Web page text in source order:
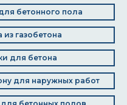
бетонного пола
газобетона
для бетона
для наружных работ